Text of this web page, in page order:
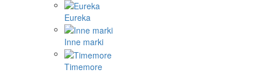
Eureka
Inne marki
Timemore